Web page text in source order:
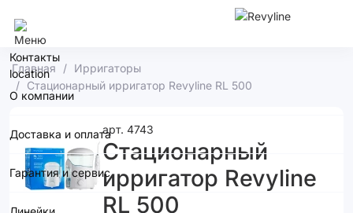
Контакты
О компании
Доставка и оплата
Гарантия и сервис
Главная
Ирригаторы
Стационарный ирригатор Revyline RL 500
арт. 4743
Стационарный
ирригатор Revyline
RL 500